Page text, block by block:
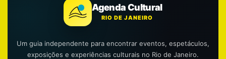
Agenda Cultural
RIO DE JANEIRO
Um guia independente para encontrar eventos, espetáculos,
exposições e experiências culturais no Rio de Janeiro.